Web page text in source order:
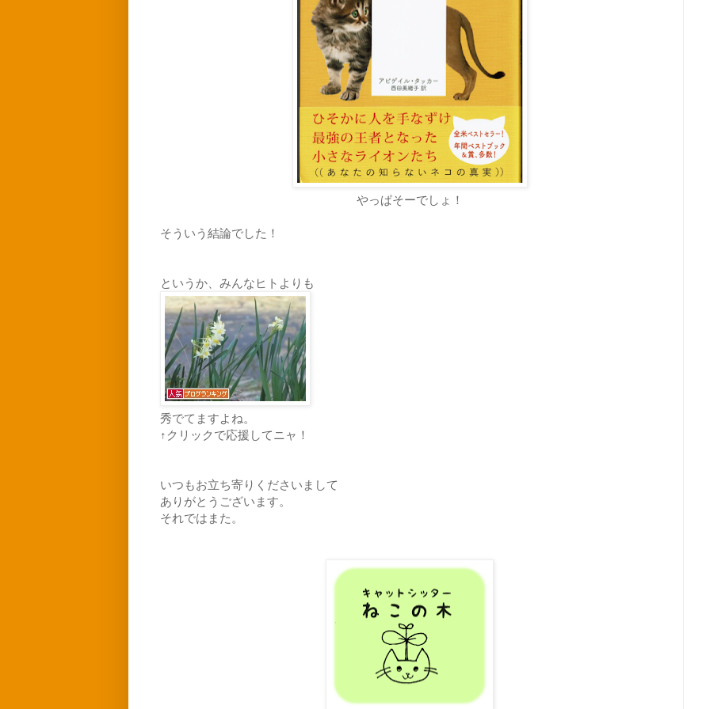
やっぱそーでしょ！
そういう結論でした！
というか、みんなヒトよりも
秀でてますよね。
↑クリックで応援してニャ！
いつもお立ち寄りくださいまして
ありがとうございます。
それではまた。